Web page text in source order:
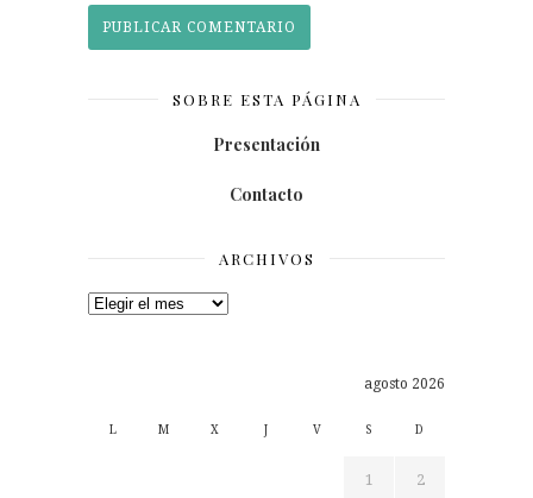
SOBRE ESTA PÁGINA
Presentación
Contacto
ARCHIVOS
Archivos
agosto 2026
L M X J V S D
1 2